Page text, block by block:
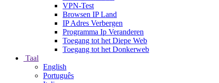
VPN-Test
Browsen IP Land
IP Adres Verbergen
Programma Ip Veranderen
Toegang tot het Diepe Web
Toegang tot het Donkerweb
Taal
English
Português